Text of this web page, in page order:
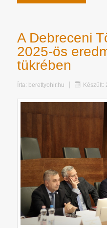
A Debreceni
2025-ös
tükrében
Írta: berettyohir.hu Készült: